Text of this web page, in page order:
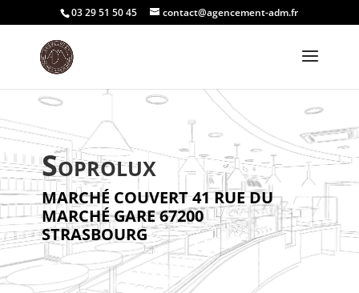
03 29 51 50 45 contact@agencement-adm.fr
Soprolux
MARCHÉ COUVERT 41 RUE DU
MARCHÉ GARE 67200
STRASBOURG